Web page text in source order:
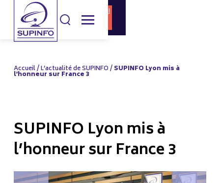
CANDIDATURE
DOCUMENTATI
ON
Accueil/L’actualité de SUPINFO/SUPINFO Lyon mis à
l’honneur sur France 3
SUPINFO Lyon mis à
l’honneur sur France 3